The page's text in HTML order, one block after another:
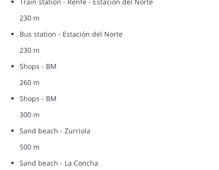
230 m
Bus station - Estación del Norte
230 m
Shops - BM
260 m
Shops - BM
300 m
Sand beach - Zurriola
500 m
Sand beach - La Concha